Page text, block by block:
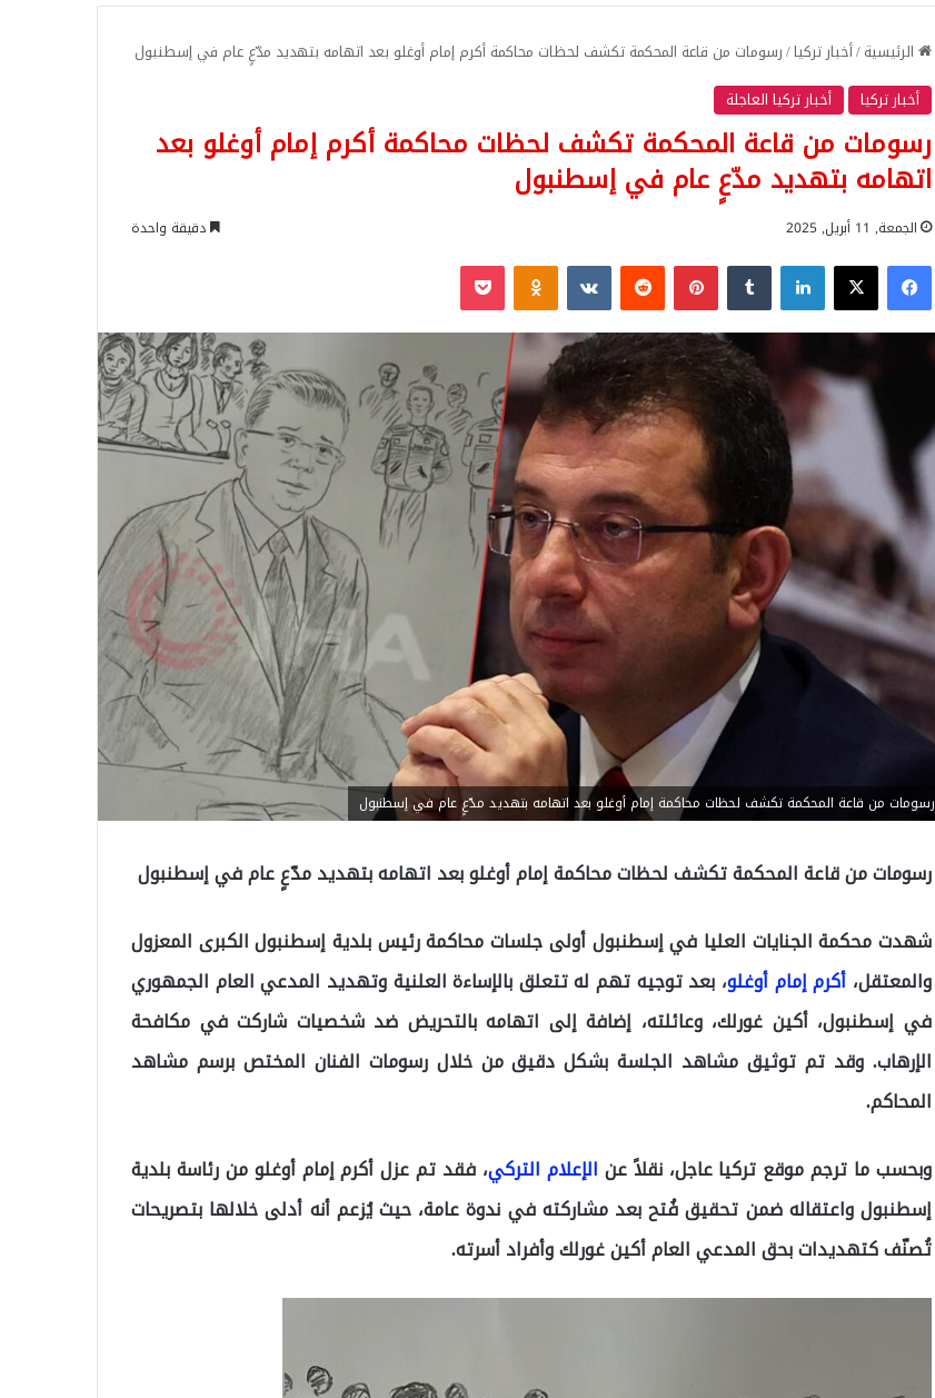
الرئيسية/أخبار تركيا/رسومات من قاعة المحكمة تكشف لحظات محاكمة أكرم إمام أوغلو بعد اتهامه بتهديد مدّعٍ عام في إسطنبول
أخبار تركيا
أخبار تركيا العاجلة
رسومات من قاعة المحكمة تكشف لحظات محاكمة أكرم إمام أوغلو بعد
اتهامه بتهديد مدّعٍ عام في إسطنبول
الجمعة, 11 أبريل, 2025 دقيقة واحدة
فيسبوك‫X لينكدإن بينتيريست Odnoklassniki
‫Pocket
رسومات من قاعة المحكمة تكشف لحظات محاكمة إمام أوغلو بعد اتهامه بتهديد مدّعٍ عام في إسطنبول
رسومات من قاعة المحكمة تكشف لحظات محاكمة إمام أوغلو بعد اتهامه بتهديد مدّعٍ عام في إسطنبول
شهدت محكمة الجنايات العليا في إسطنبول أولى جلسات محاكمة رئيس بلدية إسطنبول الكبرى المعزول
والمعتقل، أكرم إمام أوغلو، بعد توجيه تهم له تتعلق بالإساءة العلنية وتهديد المدعي العام الجمهوري
في إسطنبول، أكين غورلك، وعائلته، إضافة إلى اتهامه بالتحريض ضد شخصيات شاركت في مكافحة
الإرهاب. وقد تم توثيق مشاهد الجلسة بشكل دقيق من خلال رسومات الفنان المختص برسم مشاهد
المحاكم.
وبحسب ما ترجم موقع تركيا عاجل، نقلاً عن الإعلام التركي، فقد تم عزل أكرم إمام أوغلو من رئاسة بلدية
إسطنبول واعتقاله ضمن تحقيق فُتح بعد مشاركته في ندوة عامة، حيث يُزعم أنه أدلى خلالها بتصريحات
تُصنّف كتهديدات بحق المدعي العام أكين غورلك وأفراد أسرته.